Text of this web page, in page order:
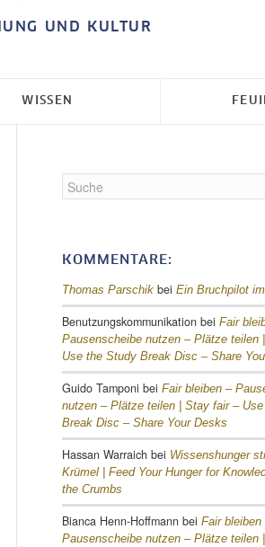
UND KULTUR
WISSEN
KOMMENTARE:
Thomas Parschik bei Ein Bruchpilot
Benutzungskommunikation bei Fair
Pausenscheibe nutzen – Plätze teilen |
Use the Study Break Disc – Share
Guido Tamponi bei Fair bleiben –
nutzen – Plätze teilen | Stay fair –
Break Disc – Share Your Desks
Hassan Warraich bei Wissenshunger
Krümel | Feed Your Hunger for
the Crumbs
Bianca Henn-Hoffmann bei Fair bleiben
Pausenscheibe nutzen – Plätze teilen |